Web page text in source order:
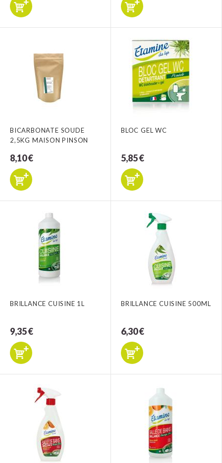
BICARBONATE SOUDE
2,5KG MAISON PINSON
8,10 €
BLOC GEL WC
5,85 €
BRILLANCE CUISINE 1L
9,35 €
BRILLANCE CUISINE 500ML
6,30 €